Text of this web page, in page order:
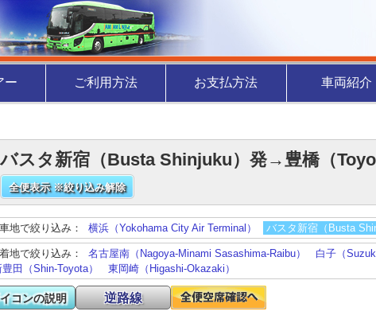
ー ご利用方法 お支払方法 車両紹介
バスタ新宿（Busta Shinjuku）発→豊橋（
全便表示 ※絞り込み解除
地で絞り込み： 横浜（Yokohama City Air Terminal） バスタ新宿（Busta
地で絞り込み： 名古屋南（Nagoya-Minami Sasashima-Raibu） 白子（
豊田（Shin-Toyota）
東岡崎（Higashi-Okazaki）
コンの説明 逆路線